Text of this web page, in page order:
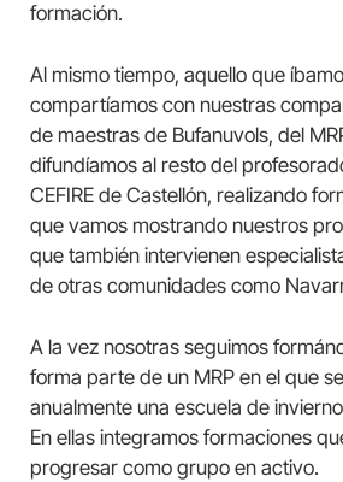
formación.
Al mismo tiempo, aquello que
compartíamos con nuestras
de maestras de Bufanuvols, del
difundíamos al resto del
CEFIRE de Castellón, realizando
que vamos mostrando nuestros
que también intervienen
de otras comunidades como
A la vez nosotras seguimos
forma parte de un MRP en el que
anualmente una escuela de
En ellas integramos formaciones
progresar como grupo en activo.